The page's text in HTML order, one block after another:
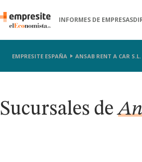
INFORMES DE EMPRESAS
EMPRESITE ESPAÑA ANSAB RENT A CAR S.L.
Sucursales de